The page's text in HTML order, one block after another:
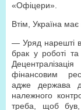
«Офіцери».
Втім, Україна має
— Уряд нарешті
брак у роботі та
фінансовим
адже держава
належного
треба, щоб